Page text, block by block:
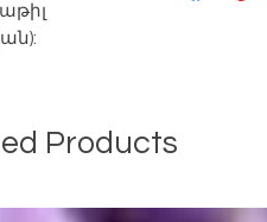
Products